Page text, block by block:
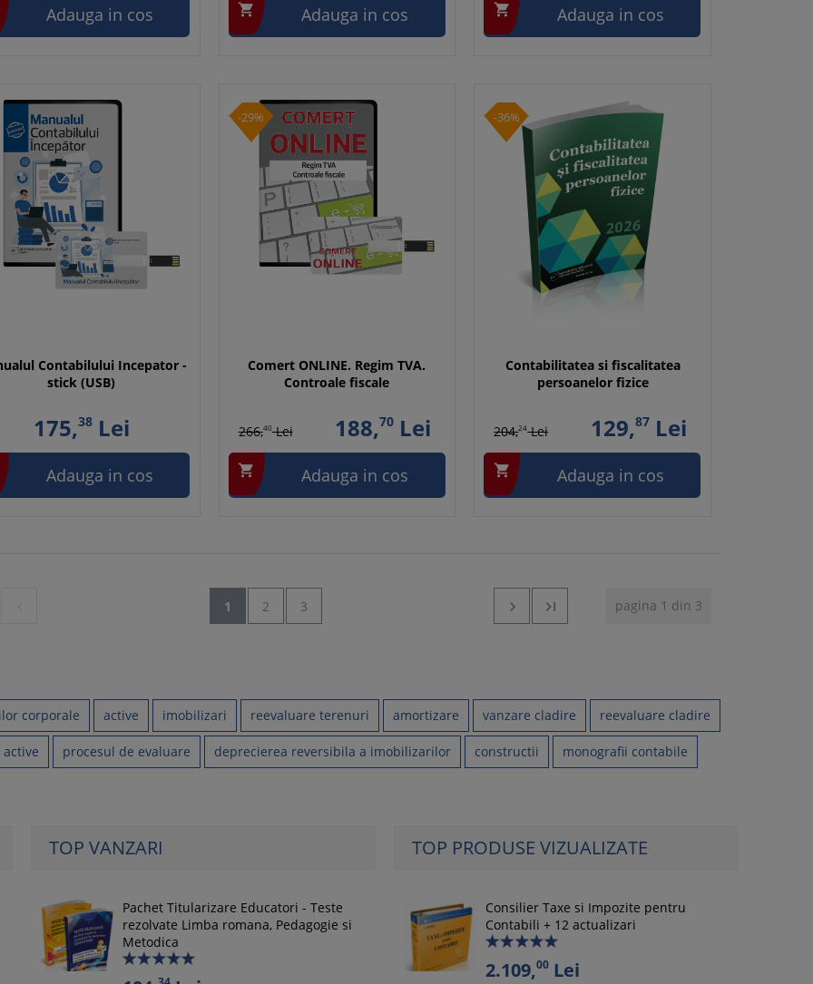
Adauga in cos  Adauga in cos  Adauga in cos
Contabilului Incepator -
stick (USB)
175,38Lei
Adauga in cos
-29%
Comert ONLINE. Regim TVA.
Controale fiscale
266,40Lei 188,70 Lei
 Adauga in cos
-36%
Contabilitatea si fiscalitatea
persoanelor fizice
204,24Lei 129,87Lei
 Adauga in cos
1 2 3 pagina 1 din 3


corporale active imobilizari reevaluare terenuri amortizare vanzare cladire reevaluare cladire
procesul de evaluare deprecierea reversibila a imobilizarilor constructii monografii contabile
TOP VANZARI
Pachet Titularizare Educatori - Teste
rezolvate Limba romana, Pedagogie si
Metodica
TOP PRODUSE VIZUALIZATE
Consilier Taxe si Impozite pentru
Contabili + 12 actualizari
2.109,00Lei